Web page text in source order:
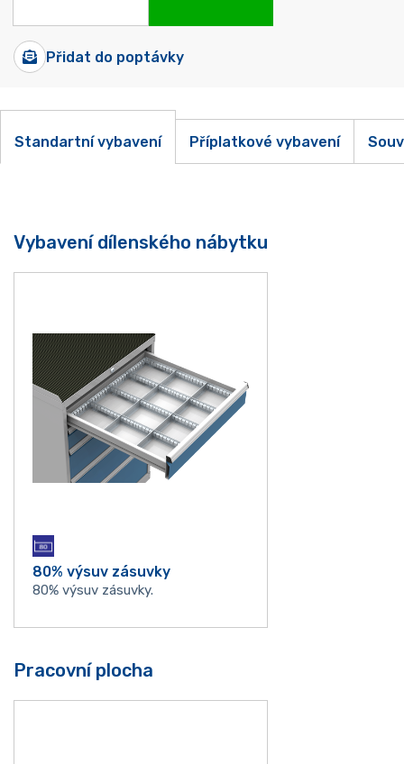
Přidat do poptávky
Standartní vybavení Příplatkové vybavení
Vybavení dílenského nábytku
80% výsuv zásuvky
80% výsuv zásuvky.
Pracovní plocha